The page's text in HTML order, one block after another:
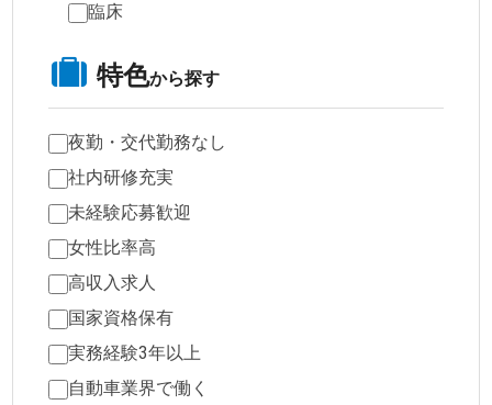
臨床
特色から探す
夜勤・交代勤務なし
社内研修充実
未経験応募歓迎
女性比率高
高収入求人
国家資格保有
実務経験3年以上
自動車業界で働く